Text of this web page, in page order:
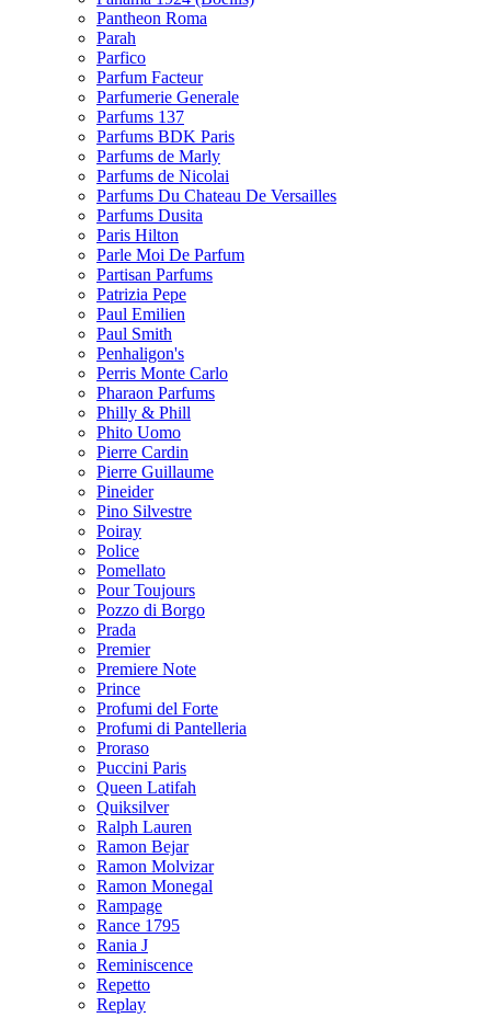
Pantheon Roma
Parah
Parfico
Parfum Facteur
Parfumerie Generale
Parfums 137
Parfums BDK Paris
Parfums de Marly
Parfums de Nicolai
Parfums Du Chateau De Versailles
Parfums Dusita
Paris Hilton
Parle Moi De Parfum
Partisan Parfums
Patrizia Pepe
Paul Emilien
Paul Smith
Penhaligon's
Perris Monte Carlo
Pharaon Parfums
Philly & Phill
Phito Uomo
Pierre Cardin
Pierre Guillaume
Pineider
Pino Silvestre
Poiray
Police
Pomellato
Pour Toujours
Pozzo di Borgo
Prada
Premier
Premiere Note
Prince
Profumi del Forte
Profumi di Pantelleria
Proraso
Puccini Paris
Queen Latifah
Quiksilver
Ralph Lauren
Ramon Bejar
Ramon Molvizar
Ramon Monegal
Rampage
Rance 1795
Rania J
Reminiscence
Repetto
Replay